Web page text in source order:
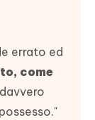
errato ed
come